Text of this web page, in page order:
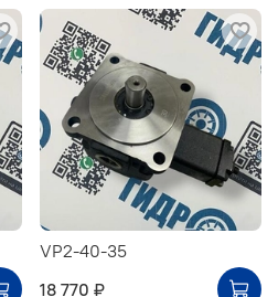
VP2-40-35
18 770 ₽